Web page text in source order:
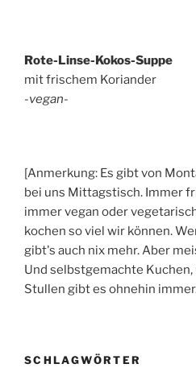
Rote-Linse-Kokos-Suppe
mit frischem Koriander
-vegan-
[Anmerkung: Es gibt von
bei uns Mittagstisch. Immer
immer vegan oder
kochen so viel wir können.
gibt's auch nix mehr. Aber
Und selbstgemachte
Stullen gibt es ohnehin
SCHLAGWÖRTER